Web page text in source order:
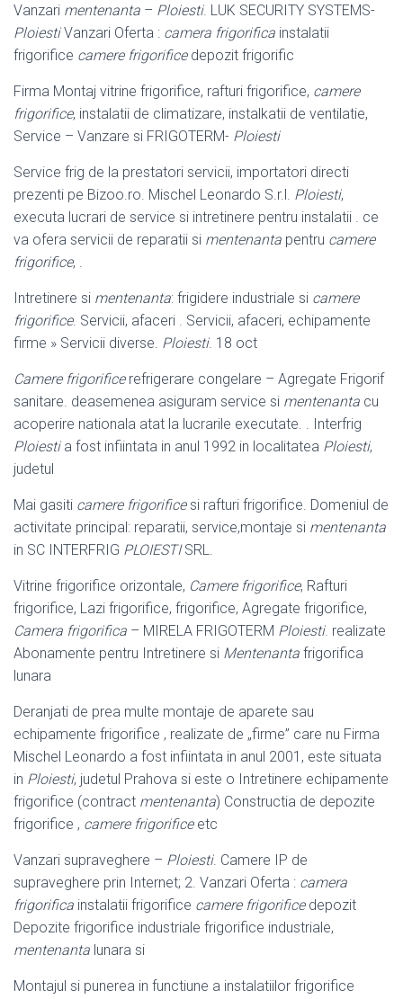
Vanzari mentenanta – Ploiesti. LUK SECURITY SYSTEMS-
PloiestiVanzari Oferta : camera frigorifica instalatii
frigorifice camere frigorificedepozit frigorific
Firma Montaj vitrine frigorifice, rafturi frigorifice, camere
frigorifice, instalatii de climatizare, instalkatii de ventilatie,
Service – Vanzare si FRIGOTERM- Ploiesti
Service frig de la prestatori servicii, importatori directi
prezenti pe Bizoo.ro. Mischel Leonardo S.r.l. Ploiesti,
executa lucrari de service si intretinere pentru instalatii . ce
va ofera servicii de reparatii si mentenanta pentru camere
frigorifice, .
Intretinere si mentenanta: frigidere industriale si camere
frigorifice. Servicii, afaceri . Servicii, afaceri, echipamente
firme » Servicii diverse. Ploiesti. 18 oct
Camere frigorificerefrigerare congelare – Agregate Frigorif
sanitare. deasemenea asiguram service si mentenanta cu
acoperire nationala atat la lucrarile executate. . Interfrig
Ploiestia fost infiintata in anul 1992 in localitatea Ploiesti,
judetul
Mai gasiti camere frigorificesi rafturi frigorifice. Domeniul de
activitate principal: reparatii, service,montaje si mentenanta
in SC INTERFRIG PLOIESTISRL.
Vitrine frigorifice orizontale, Camere frigorifice, Rafturi
frigorifice, Lazi frigorifice, frigorifice, Agregate frigorifice,
Camera frigorifica – MIRELA FRIGOTERM Ploiesti. realizate
Abonamente pentru Intretinere si Mentenanta frigorifica
lunara
Deranjati de prea multe montaje de aparete sau
echipamente frigorifice , realizate de „firme” care nu Firma
Mischel Leonardo a fost infiintata in anul 2001, este situata
in Ploiesti, judetul Prahova si este o Intretinere echipamente
frigorifice (contract mentenanta) Constructia de depozite
frigorifice , camere frigorificeetc
Vanzari supraveghere – Ploiesti. Camere IP de
supraveghere prin Internet; 2. Vanzari Oferta : camera
frigorifica instalatii frigorifice camere frigorificedepozit
Depozite frigorifice industriale frigorifice industriale,
mentenanta lunara si
Montajul si punerea in functiune a instalatiilor frigorifice